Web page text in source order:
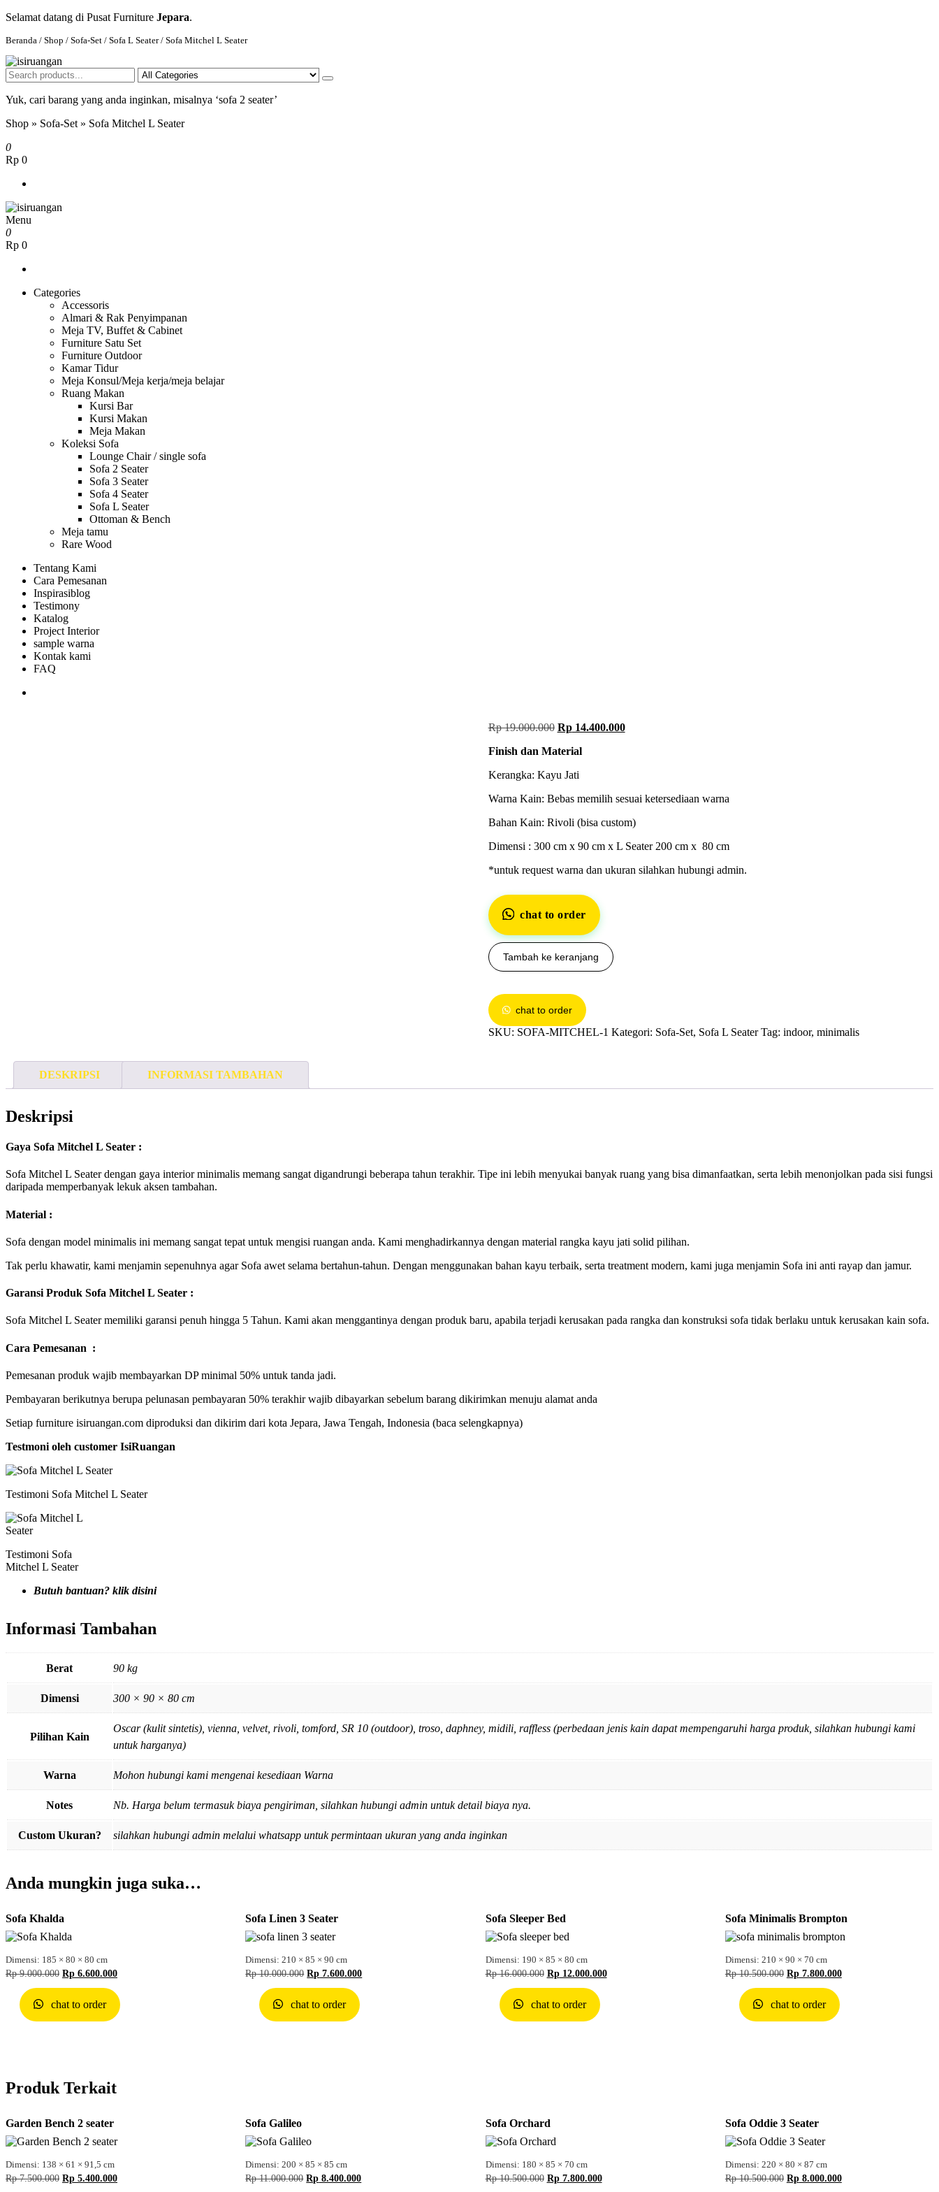
Selamat datang di Pusat Furniture Jepara.
Beranda / Shop / Sofa-Set / Sofa L Seater/ Sofa Mitchel L Seater
isiruangan
home furniture, wood working products
Yuk, cari barang yang anda inginkan, misalnya ‘sofa 2 seater’
Shop » Sofa-Set » Sofa Mitchel L Seater
0
Rp 0
isiruangan
home furniture, wood working products
Menu
0
Rp 0
Categories
Accessoris
Almari & Rak Penyimpanan
Meja TV, Buffet & Cabinet
Furniture Satu Set
Furniture Outdoor
Kamar Tidur
Meja Konsul/Meja kerja/meja belajar
Ruang Makan
Kursi Bar
Kursi Makan
Meja Makan
Koleksi Sofa
Lounge Chair / single sofa
Sofa 2 Seater
Sofa 3 Seater
Sofa 4 Seater
Sofa L Seater
Ottoman & Bench
Meja tamu
Rare Wood
Tentang Kami
Cara Pemesanan
Inspirasiblog
Testimony
Katalog
Project Interior
sample warna
Kontak kami
FAQ
Rp19.000.000 Rp14.400.000
Finish dan Material
Kerangka: Kayu Jati
Warna Kain: Bebas memilih sesuai ketersediaan warna
Bahan Kain: Rivoli (bisa custom)
Dimensi : 300 cm x 90 cm x L Seater 200 cm x 80 cm
*untuk request warna dan ukuran silahkan hubungi admin.
chat to order
Tambah ke keranjang
chat to order
SKU: SOFA-MITCHEL-1 Kategori: Sofa-Set, Sofa L Seater Tag: indoor, minimalis
DESKRIPSI INFORMASI TAMBAHAN
Deskripsi
Gaya Sofa Mitchel L Seater :
Sofa Mitchel L Seater dengan gaya interior minimalis memang sangat digandrungi beberapa tahun terakhir. Tipe ini lebih menyukai banyak ruang yang bisa dimanfaatkan, serta lebih menonjolkan pada sisi fungsi
daripada memperbanyak lekuk aksen tambahan.
Material :
Sofa dengan model minimalis ini memang sangat tepat untuk mengisi ruangan anda. Kami menghadirkannya dengan material rangka kayu jati solid pilihan.
Tak perlu khawatir, kami menjamin sepenuhnya agar Sofa awet selama bertahun-tahun. Dengan menggunakan bahan kayu terbaik, serta treatment modern, kami juga menjamin Sofa ini anti rayap dan jamur.
Garansi Produk Sofa Mitchel L Seater :
Sofa Mitchel L Seater memiliki garansi penuh hingga 5 Tahun. Kami akan menggantinya dengan produk baru, apabila terjadi kerusakan pada rangka dan konstruksi sofa tidak berlaku untuk kerusakan kain sofa.
Cara Pemesanan :
Pemesanan produk wajib membayarkan DP minimal 50% untuk tanda jadi.
Pembayaran berikutnya berupa pelunasan pembayaran 50% terakhir wajib dibayarkan sebelum barang dikirimkan menuju alamat anda
Setiap furniture isiruangan.com diproduksi dan dikirim dari kota Jepara, Jawa Tengah, Indonesia (baca selengkapnya)
Testmoni oleh customer IsiRuangan
Testimoni Sofa Mitchel L Seater
Testimoni Sofa
Mitchel L Seater
Butuh bantuan? klik disini
Informasi Tambahan
Berat 90 kg
Dimensi 300 × 90 × 80 cm
Pilihan Kain
Oscar (kulit sintetis), vienna, velvet, rivoli, tomford, SR 10 (outdoor), troso, daphney, midili, raffless (perbedaan jenis kain dapat mempengaruhi harga produk, silahkan hubungi kami
untuk harganya)
Warna Mohon hubungi kami mengenai kesediaan Warna
Notes Nb. Harga belum termasuk biaya pengiriman, silahkan hubungi admin untuk detail biaya nya.
Custom Ukuran? silahkan hubungi admin melalui whatsapp untuk permintaan ukuran yang anda inginkan
Anda mungkin juga suka…
Sofa Khalda
Dimensi: 185 × 80 × 80 cm
Rp9.000.000 Rp 6.600.000
chat to order
Sofa Linen 3 Seater
Dimensi: 210 × 85 × 90 cm
Rp10.000.000 Rp 7.600.000
chat to order
Sofa Sleeper Bed
Dimensi: 190 × 85 × 80 cm
Rp16.000.000 Rp12.000.000
chat to order
Sofa Minimalis Brompton
Dimensi: 210 × 90 × 70 cm
Rp10.500.000 Rp7.800.000
chat to order
Produk Terkait
Garden Bench 2 seater
Dimensi: 138 × 61 × 91,5 cm
Rp7.500.000 Rp 5.400.000
Sofa Galileo
Dimensi: 200 × 85 × 85 cm
Rp11.000.000 Rp 8.400.000
Sofa Orchard
Dimensi: 180 × 85 × 70 cm
Rp10.500.000 Rp7.800.000
Sofa Oddie 3 Seater
Dimensi: 220 × 80 × 87 cm
Rp10.500.000 Rp8.000.000